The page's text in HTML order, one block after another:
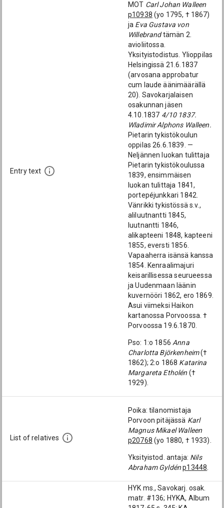
Entry text
MOT Carl Johan Walleen
p10938 (yo 1795, † 1867)
ja Eva Gustava von
Willebrandtämän 2.
avioliitossa.
Yksityistodistus. Ylioppilas
Helsingissä 21.6.1837
(arvosana approbatur
cum laude äänimäärällä
20). Savokarjalaisen
osakunnan jäsen
4.10.1837 4/10 1837.
Wladimir Alphons Walleen.
Pietarin tykistökoulun
oppilas 26.6.1839. —
Neljännen luokan tulittaja
Pietarin tykistökoulussa
1839, ensimmäisen
luokan tulittaja 1841,
portepéjunkkari 1842.
Vänrikki tykistössä s.v.,
aliluutnantti 1845,
luutnantti 1846,
alikapteeni 1848, kapteeni
1855, eversti 1856.
Vapaaherra isänsä kanssa
1854. Kenraalimajuri
keisarillisessa seurueessa
ja Uudenmaan läänin
kuvernööri 1862, ero 1869.
Asui viimeksi Haikon
kartanossa Porvoossa. †
Porvoossa 19.6.1870.
Pso: 1:o 1856 Anna
Charlotta Björkenheim(†
1862); 2:o 1868 Katarina
Margareta Etholén (†
1929).
List of relatives
Poika: tilanomistaja
Porvoon pitäjässä Karl
Magnus Mikael Walleen
p20768 (yo 1880, † 1933).
Yksityistod. antaja: Nils
Abraham Gyldén p13448
HYK ms., Savokarj. osak.
matr. #136; HYKA, Album